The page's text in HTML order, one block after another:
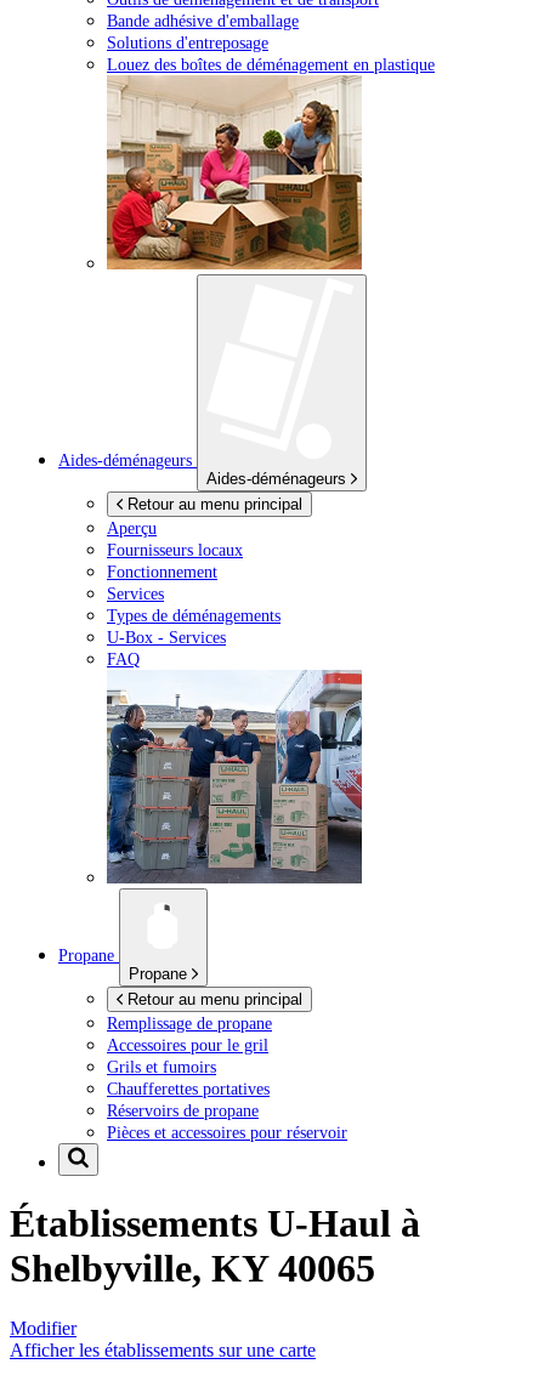
Bande adhésive d'emballage
Solutions d'entreposage
Louez des boîtes de déménagement en plastique
Aides-déménageurs
Aides-déménageurs
Retour au menu principal
Aperçu
Fournisseurs locaux
Fonctionnement
Services
Types de déménagements
U-Box - Services
FAQ
Propane
Propane
Retour au menu principal
Remplissage de propane
Accessoires pour le gril
Grils et fumoirs
Chaufferettes portatives
Réservoirs de propane
Pièces et accessoires pour réservoir
Établissements U-Haul à
Shelbyville, KY 40065
Modifier
Afficher les établissements sur une carte